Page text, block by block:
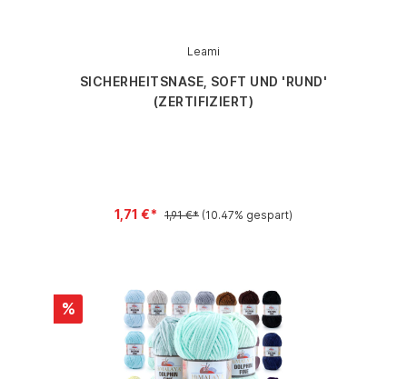
Leami
SICHERHEITSNASE, SOFT UND 'RUND'
(ZERTIFIZIERT)
1,71 €* 1,91 €* (10.47% gespart)
%